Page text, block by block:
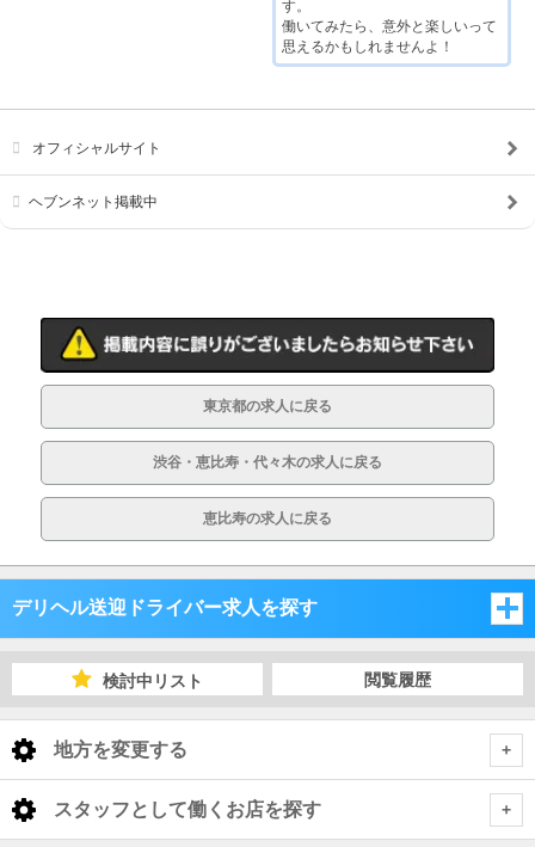
す。
働いてみたら、意外と楽しいって
思えるかもしれませんよ！
オフィシャルサイト
ヘブンネット掲載中
東京都の求人に戻る
渋谷・恵比寿・代々木の求人に戻る
恵比寿の求人に戻る
デリヘル送迎ドライバー求人を探す
東京都
検討中リスト 閲覧履歴
地方を変更する
< 全国トップ
スタッフとして働くお店を探す